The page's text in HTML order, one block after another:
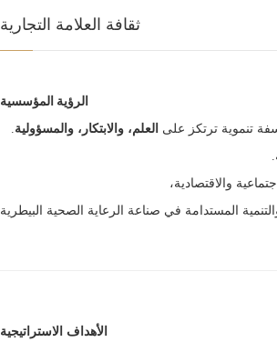
ثقافة العلامة التجارية
الرؤية المؤسسية
تنموية ترتكز على العلم، والابتكار، والمسؤولية
والاقتصادية،
المستدامة في صناعة الرعاية الصحية البيطرية
الأهداف الاستراتيجية